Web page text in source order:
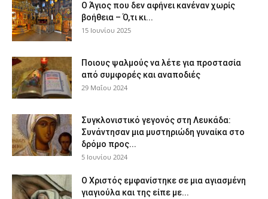
Ο Άγιος που δεν αφήνει κανέναν χωρίς
βοήθεια – Ό,τι κι...
15 Ιουνίου 2025
Ποιους ψαλμούς να λέτε για προστασία
από συμφορές και αναποδιές
29 Μαΐου 2024
Συγκλονιστικό γεγονός στη Λευκάδα:
Συνάντησαν μια μυστηριώδη γυναίκα στο
δρόμο προς...
5 Ιουνίου 2024
Ο Χριστός εμφανίστηκε σε μια αγιασμένη
γιαγιούλα και της είπε με...